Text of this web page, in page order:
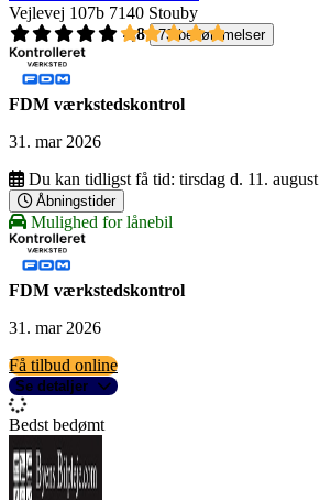
Vejlevej 107b 7140 Stouby
4,8
73 bedømmelser
FDM værkstedskontrol
31. mar 2026
Du kan tidligst få tid: tirsdag d. 11. august
Åbningstider
Mulighed for lånebil
FDM værkstedskontrol
31. mar 2026
Få tilbud online
Se detaljer
Bedst bedømt